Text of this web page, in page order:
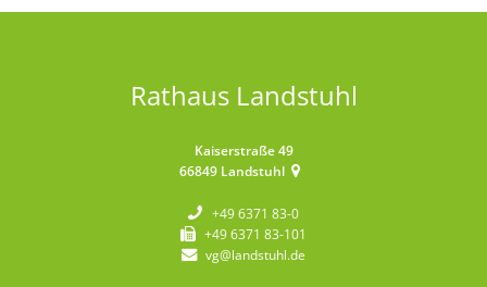
Rathaus Landstuhl
Kaiserstraße 49
66849 Landstuhl
+49 6371 83-0
+49 6371 83-101
vg@landstuhl.de